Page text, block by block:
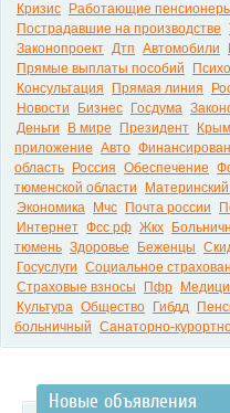
Кризис
Работающие
Пострадавшие на производстве
Законопроект Дтп Автомобили
Прямые выплаты пособий
Консультация
Прямая линия
Новости
Бизнес Госдума
Деньги
В мире Президент Крым
приложение Авто
область
Россия Обеспечение
тюменской области
Экономика
Мчс Почта россии
Интернет Фсс рф Жкх
тюмень Здоровье Беженцы
Госуслуги Социальное
Страховые взносы
Пфр
Культура Общество Гибдд
больничный Санаторно-
Новые объявления